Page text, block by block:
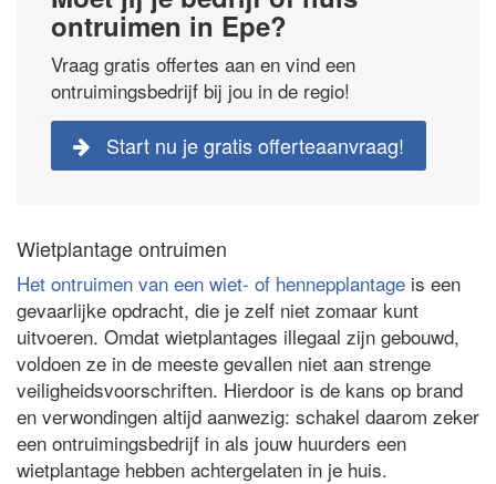
ontruimen in Epe?
Vraag gratis offertes aan en vind een
ontruimingsbedrijf bij jou in de regio!
Start nu je gratis offerteaanvraag!
Wietplantage ontruimen
Het ontruimen van een wiet- of hennepplantage is een
gevaarlijke opdracht, die je zelf niet zomaar kunt
uitvoeren. Omdat wietplantages illegaal zijn gebouwd,
voldoen ze in de meeste gevallen niet aan strenge
veiligheidsvoorschriften. Hierdoor is de kans op brand
en verwondingen altijd aanwezig: schakel daarom zeker
een ontruimingsbedrijf in als jouw huurders een
wietplantage hebben achtergelaten in je huis.